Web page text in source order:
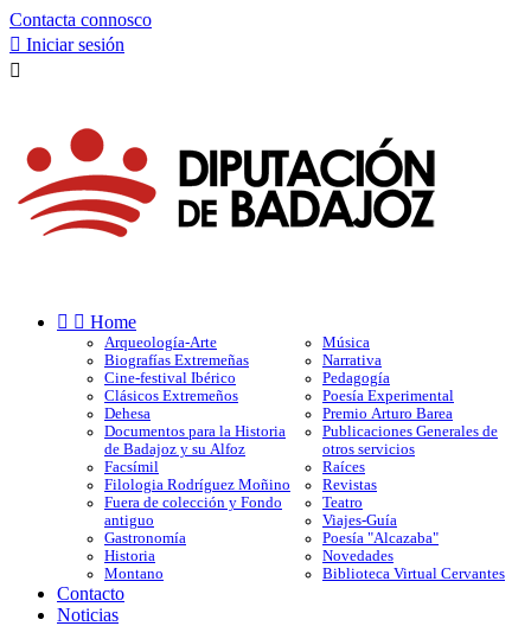
Contacta connosco
 Iniciar sesión

  Home
Arqueología-Arte
Biografías Extremeñas
Cine-festival Ibérico
Clásicos Extremeños
Dehesa
Documentos para la Historia
de Badajoz y su Alfoz
Facsímil
Filologia Rodríguez Moñino
Fuera de colección y Fondo
antiguo
Gastronomía
Historia
Montano
Música
Narrativa
Pedagogía
Poesía Experimental
Premio Arturo Barea
Publicaciones Generales de
otros servicios
Raíces
Revistas
Teatro
Viajes-Guía
Poesía "Alcazaba"
Novedades
Biblioteca Virtual Cervantes
Contacto
Noticias